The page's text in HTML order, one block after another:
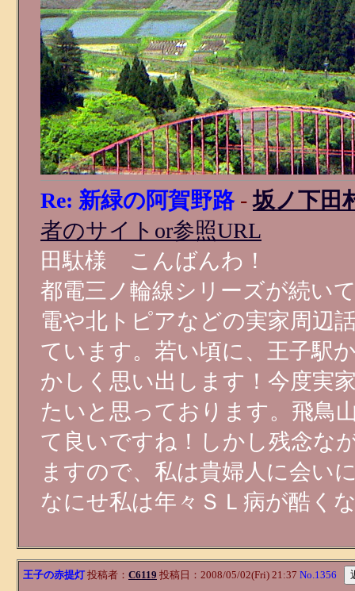
Re: 新緑の阿賀野路-坂ノ下田
者のサイトor参照URL
田駄様 こんばんわ！
都電三ノ輪線シリーズが続い
電や北トピアなどの実家周辺
ています。若い頃に、王子駅
かしく思い出します！今度実
たいと思っております。飛鳥
て良いですね！しかし残念な
ますので、私は貴婦人に会い
なにせ私は年々ＳＬ病が酷く
王子の赤提灯 投稿者： C6119 投稿日：2008/05/02(Fri) 21:37 No.1356